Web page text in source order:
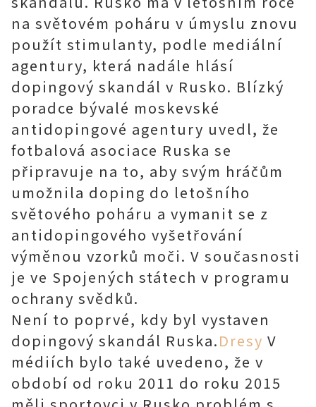
na světovém poháru v úmyslu znovu
použít stimulanty, podle mediální
agentury, která nadále hlásí
dopingový skandál v Rusko. Blízký
poradce bývalé moskevské
antidopingové agentury uvedl, že
fotbalová asociace Ruska se
připravuje na to, aby svým hráčům
umožnila doping do letošního
světového poháru a vymanit se z
antidopingového vyšetřování
výměnou vzorků moči. V současnosti
je ve Spojených státech v programu
ochrany svědků.
Není to poprvé, kdy byl vystaven
dopingový skandál Ruska.Dresy V
médiích bylo také uvedeno, že v
období od roku 2011 do roku 2015